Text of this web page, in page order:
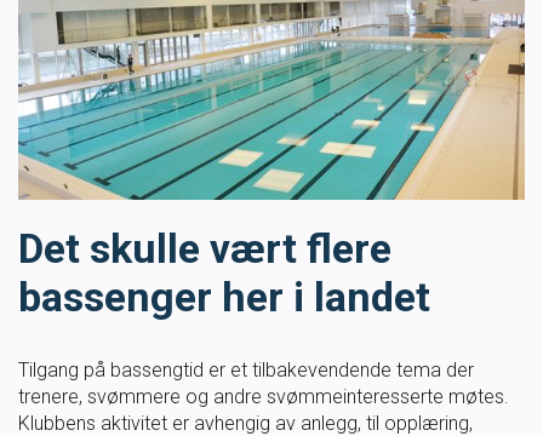
Masterclass
Klubbdrift
Klubbutvikling
Utdanning
Det skulle vært flere
bassenger her i landet
Tilgang på bassengtid er et tilbakevendende tema der
trenere, svømmere og andre svømmeinteresserte møtes.
Klubbens aktivitet er avhengig av anlegg, til opplæring,